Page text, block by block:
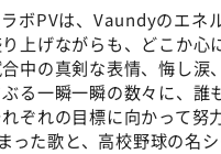
ボPVは、Vaundyのエネ
上げながらも、どこか
中の真剣な表情、悔し
る一瞬一瞬の数々に、
ぞれの目標に向かって努
た歌と、高校野球の名シ